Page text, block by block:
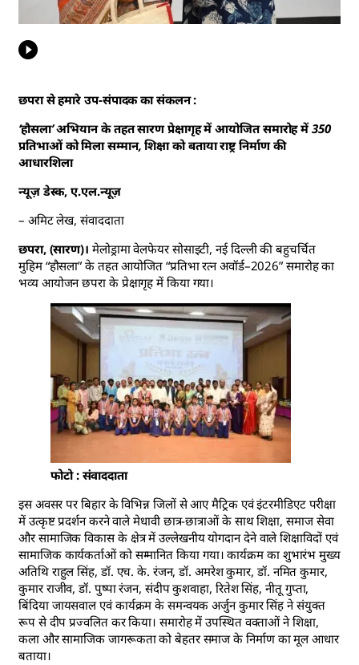
छपरा से हमारे उप-संपादक का संकलन :
‘हौसला’ अभियान के तहत सारण प्रेक्षागृह में आयोजित समारोह में 350
प्रतिभाओं को मिला सम्मान, शिक्षा को बताया राष्ट्र निर्माण की
आधारशिला
न्यूज़ डेस्क, ए.एल.न्यूज़
– अमिट लेख, संवाददाता
छपरा, (सारण)। मेलोड्रामा वेलफेयर सोसाइटी, नई दिल्ली की बहुचर्चित
मुहिम “हौसला” के तहत आयोजित “प्रतिभा रत्न अवॉर्ड–2026” समारोह का
भव्य आयोजन छपरा के प्रेक्षागृह में किया गया।
फोटो : संवाददाता
इस अवसर पर बिहार के विभिन्न जिलों से आए मैट्रिक एवं इंटरमीडिएट परीक्षा
में उत्कृष्ट प्रदर्शन करने वाले मेधावी छात्र-छात्राओं के साथ शिक्षा, समाज सेवा
और सामाजिक विकास के क्षेत्र में उल्लेखनीय योगदान देने वाले शिक्षाविदों एवं
सामाजिक कार्यकर्ताओं को सम्मानित किया गया। कार्यक्रम का शुभारंभ मुख्य
अतिथि राहुल सिंह, डॉ. एच. के. रंजन, डॉ. अमरेश कुमार, डॉ. नमित कुमार,
कुमार राजीव, डॉ. पुष्पा रंजन, संदीप कुशवाहा, रितेश सिंह, नीतू गुप्ता,
बिंदिया जायसवाल एवं कार्यक्रम के समन्वयक अर्जुन कुमार सिंह ने संयुक्त
रूप से दीप प्रज्वलित कर किया। समारोह में उपस्थित वक्ताओं ने शिक्षा,
कला और सामाजिक जागरूकता को बेहतर समाज के निर्माण का मूल आधार
बताया।